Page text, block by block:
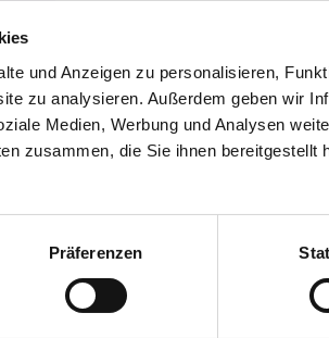
und Anzeigen zu personalisieren,
zu analysieren. Außerdem geben wir
Medien, Werbung und Analysen
zusammen, die Sie ihnen bereitgestellt
Präferenzen
termin-anfragen
Termin & Kennenlernrabatt sichern